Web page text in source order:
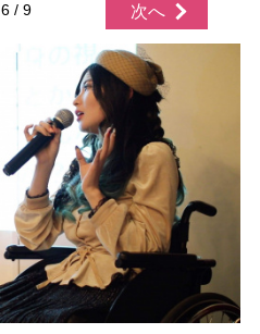
6 / 9 次へ